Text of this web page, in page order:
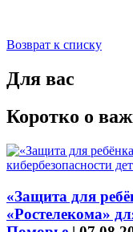
Возврат к списку
Для вас
Коротко о
«Защита для
«Ростелекома»